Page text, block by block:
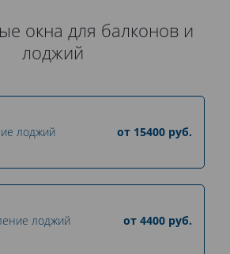
окна для балконов и
лоджий
лоджий от 15400 руб.
лоджий от 4400 руб.